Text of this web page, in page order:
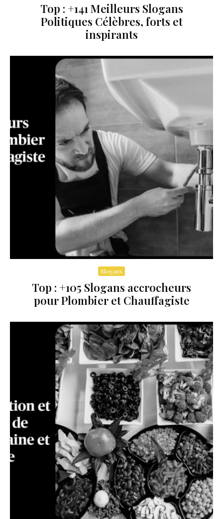
Top : +141 Meilleurs Slogans
Politiques Célèbres, forts et
inspirants
Slogans
Top : +105 Slogans accrocheurs
pour Plombier et Chauffagiste